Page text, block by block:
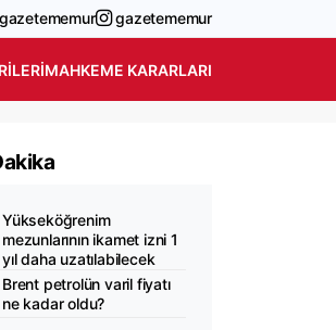
gazetememur gazetememur
MAHKEME KARARLARI
Yükseköğrenim
mezunlarının ikamet izni 1
yıl daha uzatılabilecek
Brent petrolün varil fiyatı
ne kadar oldu?